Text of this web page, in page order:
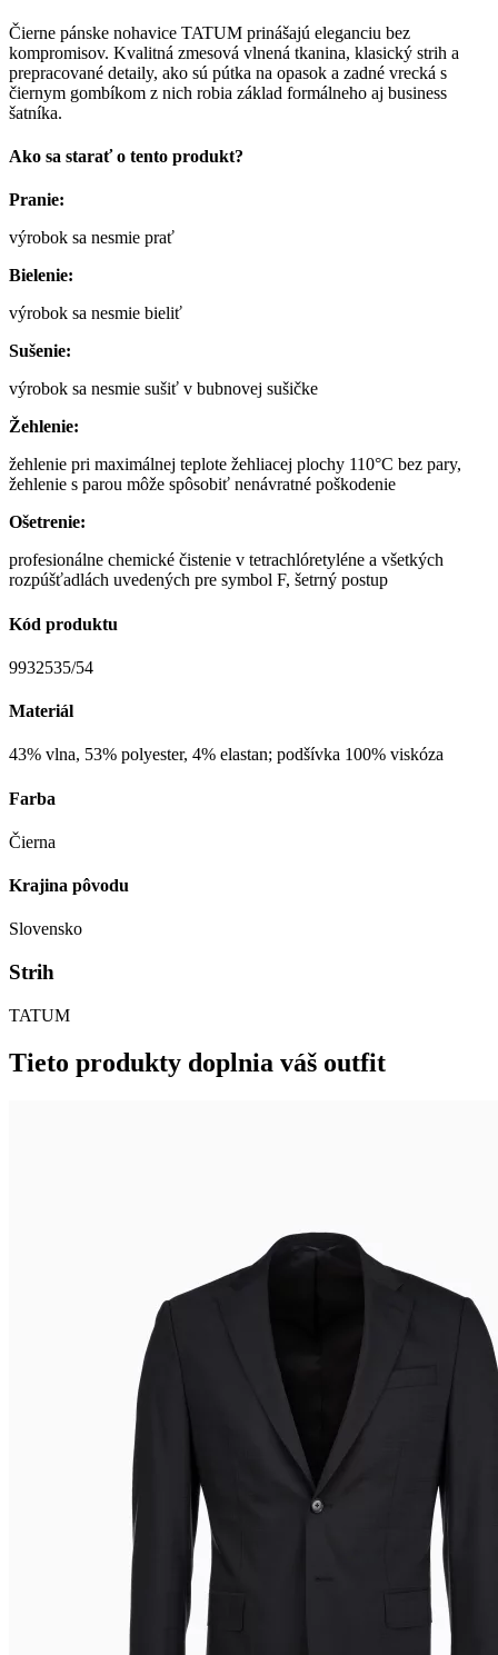
Čierne pánske nohavice TATUM prinášajú eleganciu bez
kompromisov. Kvalitná zmesová vlnená tkanina, klasický strih a
prepracované detaily, ako sú pútka na opasok a zadné vrecká s
čiernym gombíkom z nich robia základ formálneho aj business
šatníka.
Ako sa starať o tento produkt?
Pranie:
výrobok sa nesmie prať
Bielenie:
výrobok sa nesmie bieliť
Sušenie:
výrobok sa nesmie sušiť v bubnovej sušičke
Žehlenie:
žehlenie pri maximálnej teplote žehliacej plochy 110°C bez pary,
žehlenie s parou môže spôsobiť nenávratné poškodenie
Ošetrenie:
profesionálne chemické čistenie v tetrachlóretyléne a všetkých
rozpúšťadlách uvedených pre symbol F, šetrný postup
Kód produktu
9932535/54
Materiál
43% vlna, 53% polyester, 4% elastan; podšívka 100% viskóza
Farba
Čierna
Krajina pôvodu
Slovensko
Strih
TATUM
Tieto produkty doplnia váš outfit